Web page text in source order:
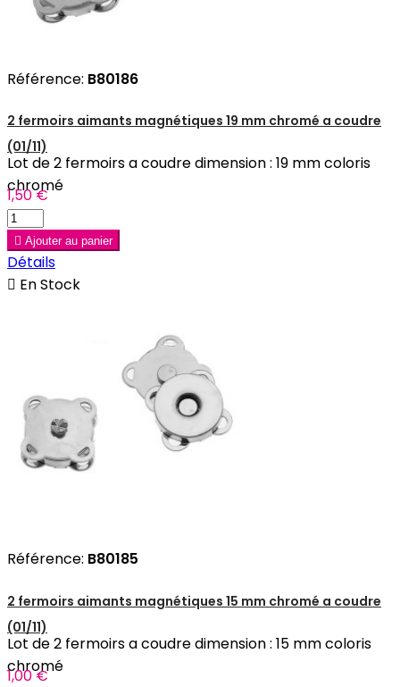
Référence: B80186
2 fermoirs aimants magnétiques 19 mm chromé a coudre
(01/11)
Lot de 2 fermoirs a coudre dimension : 19 mm coloris
chromé
1,50 €
 Ajouter au panier
Détails
 En Stock
Référence: B80185
2 fermoirs aimants magnétiques 15 mm chromé a coudre
(01/11)
Lot de 2 fermoirs a coudre dimension : 15 mm coloris
chromé
1,00 €